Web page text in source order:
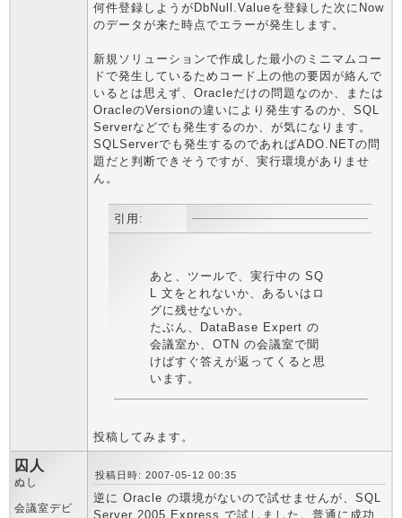
何件登録しようがDbNull.Valueを登録した次にNow
のデータが来た時点でエラーが発生します。
新規ソリューションで作成した最小のミニマムコー
ドで発生しているためコード上の他の要因が絡んで
いるとは思えず、Oracleだけの問題なのか、または
OracleのVersionの違いにより発生するのか、SQL
Serverなどでも発生するのか、が気になります。
SQLServerでも発生するのであればADO.NETの問
題だと判断できそうですが、実行環境がありませ
ん。
引用:
あと、ツールで、実行中の SQ
L 文をとれないか、あるいはロ
グに残せないか。
たぶん、DataBase Expert の
会議室か、OTN の会議室で聞
けばすぐ答えが返ってくると思
います。
投稿してみます。
囚人
ぬし
会議室デビ
投稿日時: 2007-05-12 00:35
逆に Oracle の環境がないので試せませんが、SQL
Server 2005 Express で試しました。普通に成功